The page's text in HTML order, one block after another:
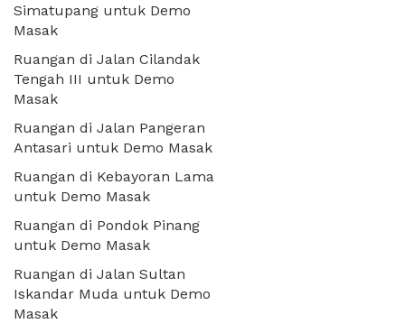
Simatupang untuk Demo
Masak
Ruangan di Jalan Cilandak
Tengah III untuk Demo
Masak
Ruangan di Jalan Pangeran
Antasari untuk Demo Masak
Ruangan di Kebayoran Lama
untuk Demo Masak
Ruangan di Pondok Pinang
untuk Demo Masak
Ruangan di Jalan Sultan
Iskandar Muda untuk Demo
Masak